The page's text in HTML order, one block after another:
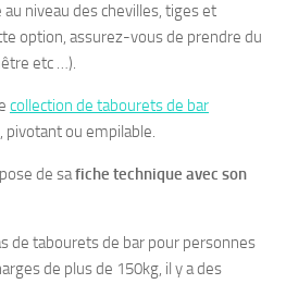
niveau des chevilles, tiges et
option, assurez-vous de prendre du
etc …).
collection de tabourets de bar
pivotant ou empilable.
de safiche technique avec son
de tabourets de bar pour personnes
de plus de 150kg, il y a des